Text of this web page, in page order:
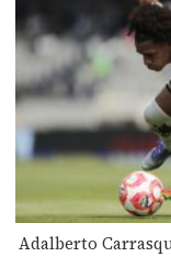
Adalberto